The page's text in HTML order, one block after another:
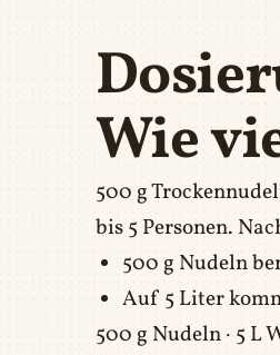
Wie
500 g
bis 5 Personen.
500 g Nudeln
Auf 5 Liter
500 g Nudeln · 5 L